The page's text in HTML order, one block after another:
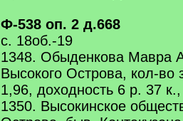
Ф-538 оп. 2 д.668
с. 18об.-19
1348. Обыденкова Мавра
Высокого Острова, кол-во
1,96, доходность 6 р. 37
1350. Высокинское